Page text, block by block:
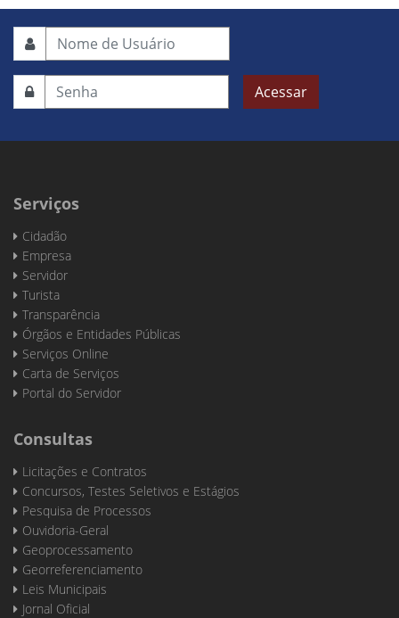
Acessar
Serviços
Cidadão
Empresa
Servidor
Turista
Transparência
Órgãos e Entidades Públicas
Serviços Online
Carta de Serviços
Portal do Servidor
Consultas
Licitações e Contratos
Concursos, Testes Seletivos e Estágios
Pesquisa de Processos
Ouvidoria-Geral
Geoprocessamento
Georreferenciamento
Leis Municipais
Jornal Oficial